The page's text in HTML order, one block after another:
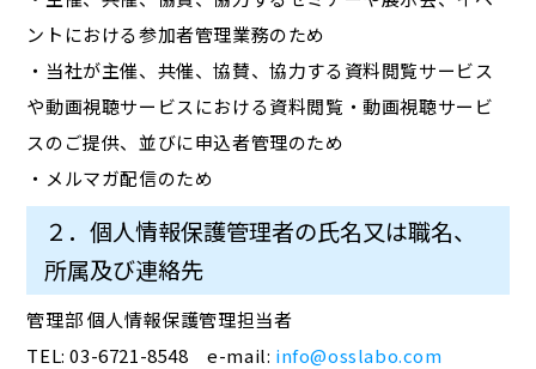
ントにおける参加者管理業務のため
・当社が主催、共催、協賛、協力する資料閲覧サービス
や動画視聴サービスにおける資料閲覧・動画視聴サービ
スのご提供、並びに申込者管理のため
・メルマガ配信のため
２．個人情報保護管理者の氏名又は職名、
所属及び連絡先
管理部 個人情報保護管理担当者
TEL: 03-6721-8548 e-mail: info@osslabo.com